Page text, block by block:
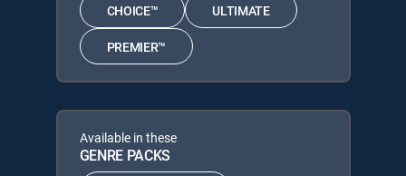
CHOICE™ ULTIMATE
PREMIER™
Available in these
GENRE PACKS